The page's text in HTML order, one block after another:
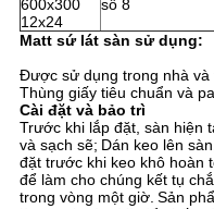
600x300
12x24
số 8
Matt sứ lát sàn sử dụng:
Được sử dụng trong nhà
Thùng giấy tiêu chuẩn và
Cài đặt và bảo trì
Trước khi lắp đặt, sàn hiện
và sạch sẽ; Dán keo lên
đặt trước khi keo khô hoàn
để làm cho chúng kết tụ
trong vòng một giờ. Sản